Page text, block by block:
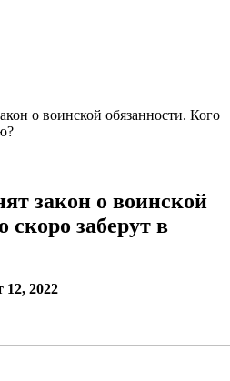
о воинской обязанности. Кого
закон о воинской
скоро заберут в
12, 2022